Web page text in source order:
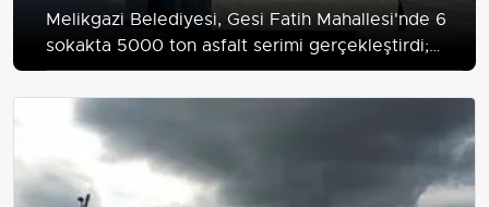
Melikgazi Belediyesi, Gesi Fatih Mahallesi'nde 6
sokakta 5000 ton asfalt serimi gerçekleştirdi;
yaklaşık 2.5 km yol, 6000 m bordür ve 5000 m²
parke ile altyapıyı güçlendirdi.